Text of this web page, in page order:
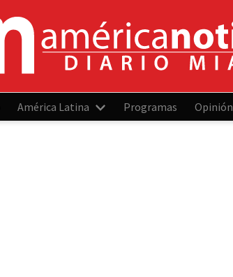
América Latina Programas Opinión